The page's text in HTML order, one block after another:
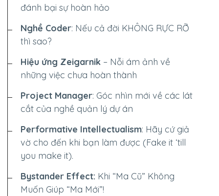
đánh bại sự hoàn hảo
Nghề Coder: Nếu cả đời KHÔNG RỰC RỠ
thì sao?
Hiệu ứng Zeigarnik – Nỗi ám ảnh về
những việc chưa hoàn thành
Project Manager: Góc nhìn mới về các lát
cắt của nghề quản lý dự án
Performative Intellectualism: Hãy cứ giả
vờ cho đến khi bạn làm được (Fake it ‘till
you make it).
Bystander Effect: Khi “Ma Cũ” Không
Muốn Giúp “Ma Mới”!
Dimensions
Impressions
--